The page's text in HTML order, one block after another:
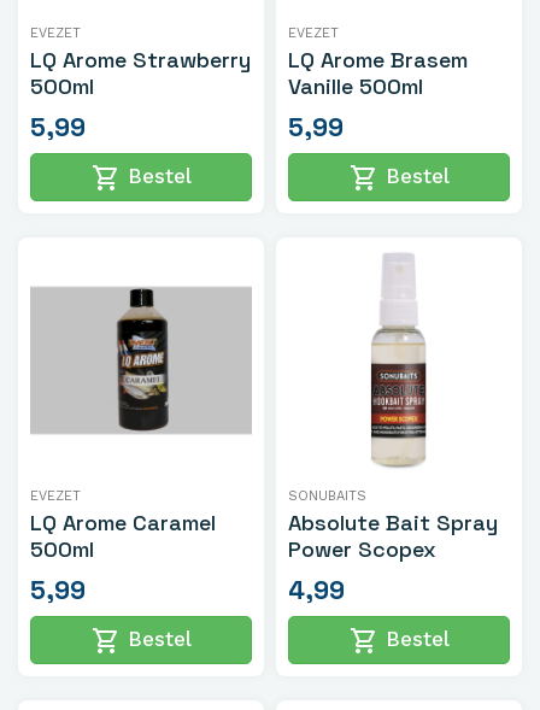
EVEZET
LQ Arome Strawberry
500ml
5,99
shopping_cart Bestel
EVEZET
LQ Arome Brasem
Vanille 500ml
5,99
shopping_cart Bestel
EVEZET
LQ Arome Caramel
500ml
5,99
shopping_cart Bestel
SONUBAITS
Absolute Bait Spray
Power Scopex
4,99
shopping_cart Bestel